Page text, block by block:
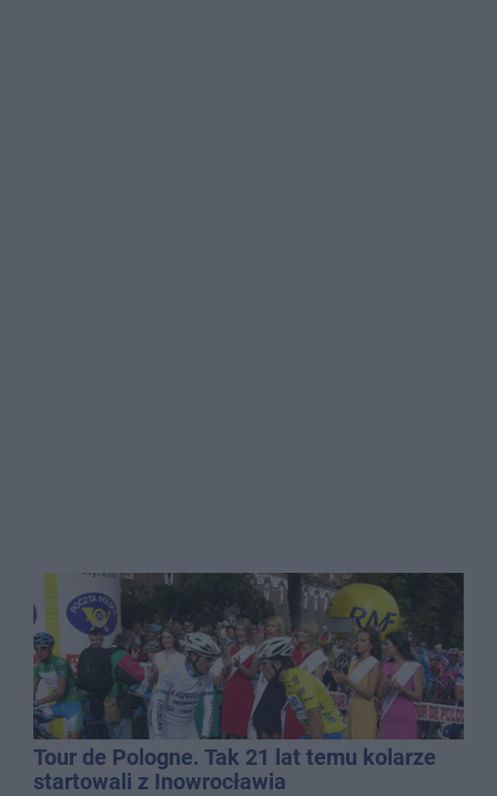
Tour de Pologne. Tak 21 lat temu kolarze
startowali z Inowrocławia